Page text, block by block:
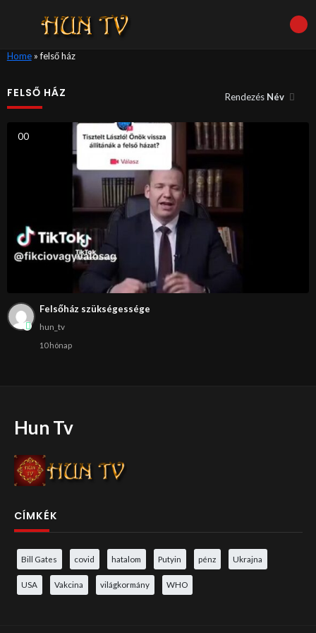
Home»felső ház
FELSŐ HÁZ Rendezés Név
00
Felsőház szükségessége
hun_tv
10 hónap
Hun Tv
CÍMKÉK
Bill Gates covid hatalom Putyin pénz Ukrajna
USA Vakcina világkormány WHO